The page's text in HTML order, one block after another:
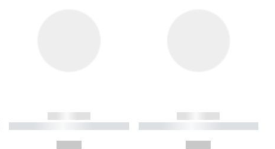
------------
----------- ----------- ----------
------------
----------- ----------- ----------